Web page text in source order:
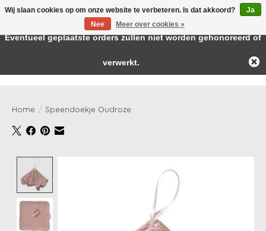
Home / Speendoekje Oudroze
Wij slaan cookies op om onze website te verbeteren. Is dat akkoord?
Ja
Nee
Meer over cookies »
← Keer terug naar de backofficeDeze winkel is in aanbouw.
Eventueel geplaatste orders zullen niet worden gehonoreerd of
verwerkt.